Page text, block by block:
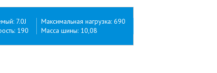
7.0J
190
Максимальная нагрузка: 690
Масса шины: 10,08